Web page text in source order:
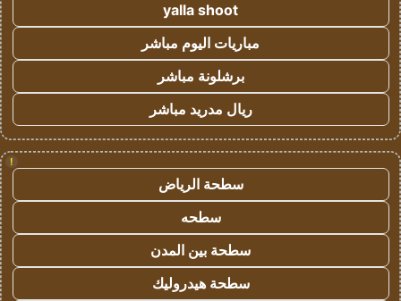
yalla shoot
مباريات اليوم مباشر
برشلونة مباشر
ريال مدريد مباشر
!
سطحة الرياض
سطحه
سطحة بين المدن
سطحة هيدروليك